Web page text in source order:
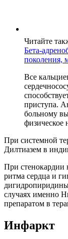
Читайте
Бета-
поколения,
Все
приступа.
больному
физическое
При системной
Дилтиазем в
При стенокардии
ритма сердца и
случаях именно
препаратом в
Инфаркт